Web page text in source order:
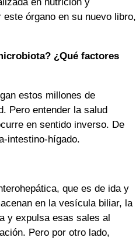
órgano en su nuevo libro,
¿Qué factores
estos millones de
Pero entender la salud
en sentido inverso. De
intestino-hígado.
que es de ida y
en la vesícula biliar, la
y expulsa esas sales al
Pero por otro lado,